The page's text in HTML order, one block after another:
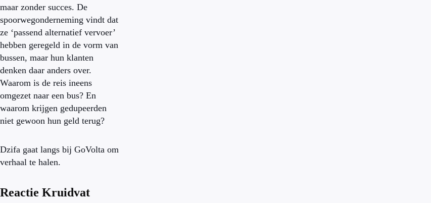
maar zonder succes. De
spoorwegonderneming vindt dat
ze ‘passend alternatief vervoer’
hebben geregeld in de vorm van
bussen, maar hun klanten
denken daar anders over.
Waarom is de reis ineens
omgezet naar een bus? En
waarom krijgen gedupeerden
niet gewoon hun geld terug?
Dzifa gaat langs bij GoVolta om
verhaal te halen.
Reactie Kruidvat